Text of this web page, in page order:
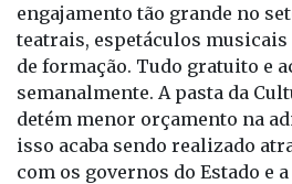
engajamento tão grande no
teatrais, espetáculos
de formação. Tudo gratuito e
semanalmente. A pasta da
detém menor orçamento na
isso acaba sendo realizado
com os governos do Estado e